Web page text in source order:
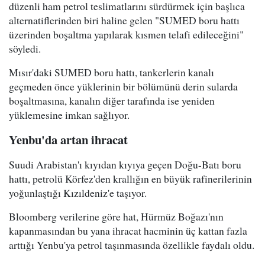
düzenli ham petrol teslimatlarını sürdürmek için başlıca
alternatiflerinden biri haline gelen "SUMED boru hattı
üzerinden boşaltma yapılarak kısmen telafi edileceğini"
söyledi.
Mısır'daki SUMED boru hattı, tankerlerin kanalı
geçmeden önce yüklerinin bir bölümünü derin sularda
boşaltmasına, kanalın diğer tarafında ise yeniden
yüklemesine imkan sağlıyor.
Yenbu'da artan ihracat
Suudi Arabistan'ı kıyıdan kıyıya geçen Doğu-Batı boru
hattı, petrolü Körfez'den krallığın en büyük rafinerilerinin
yoğunlaştığı Kızıldeniz'e taşıyor.
Bloomberg verilerine göre hat, Hürmüz Boğazı'nın
kapanmasından bu yana ihracat hacminin üç kattan fazla
arttığı Yenbu'ya petrol taşınmasında özellikle faydalı oldu.